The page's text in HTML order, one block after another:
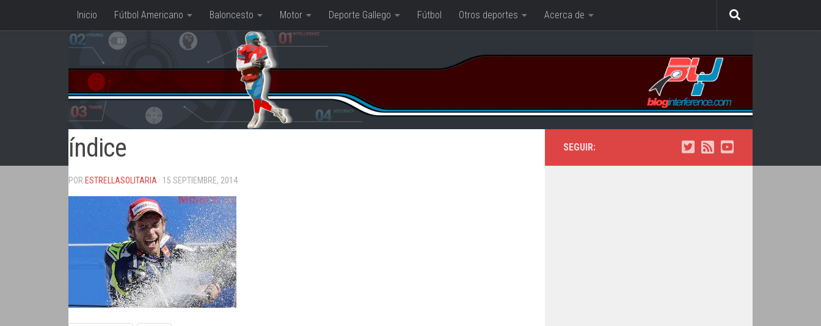
Saltar al contenido
Inicio Fútbol Americano Baloncesto Motor Deporte Gallego Fútbol Otros deportes Acerca de
índice
POR ESTRELLASOLITARIA · 15 SEPTIEMBRE, 2014
SEGUIR: